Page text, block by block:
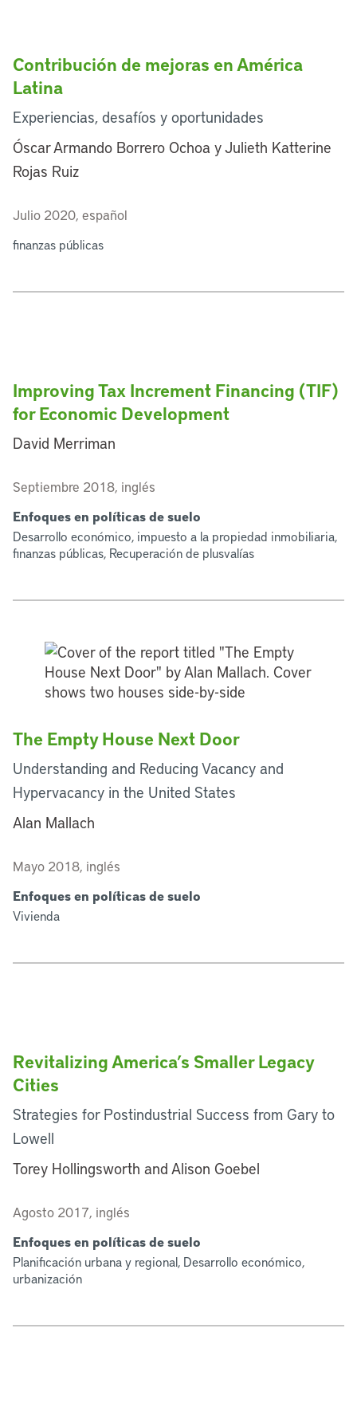
Contribución de mejoras en América
Latina
Experiencias, desafíos y oportunidades
Óscar Armando Borrero Ochoa y Julieth Katterine
Rojas Ruiz
Julio 2020, español
finanzas públicas
Improving Tax Increment Financing (TIF)
for Economic Development
David Merriman
Septiembre 2018, inglés
Enfoques en políticas de suelo
Desarrollo económico, impuesto a la propiedad inmobiliaria,
finanzas públicas, Recuperación de plusvalías
The Empty House Next Door
Understanding and Reducing Vacancy and
Hypervacancy in the United States
Alan Mallach
Mayo 2018, inglés
Enfoques en políticas de suelo
Vivienda
Revitalizing America’s Smaller Legacy
Cities
Strategies for Postindustrial Success from Gary to
Lowell
Torey Hollingsworth and Alison Goebel
Agosto 2017, inglés
Enfoques en políticas de suelo
Planificación urbana y regional, Desarrollo económico,
urbanización